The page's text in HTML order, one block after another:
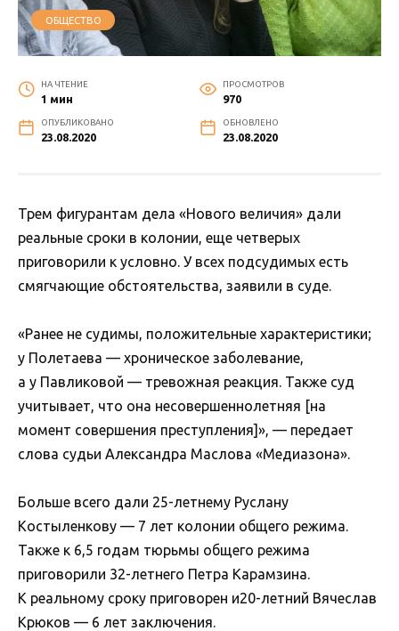
ОБЩЕСТВО
НА ЧТЕНИЕ
1 мин
ПРОСМОТРОВ
970
ОПУБЛИКОВАНО
23.08.2020
ОБНОВЛЕНО
23.08.2020
Трем фигурантам дела «Нового величия» дали
реальные сроки в колонии, еще четверых
приговорили к условно. У всех подсудимых есть
смягчающие обстоятельства, заявили в суде.
«Ранее не судимы, положительные характеристики;
у Полетаева — хроническое заболевание,
а у Павликовой — тревожная реакция. Также суд
учитывает, что она несовершеннолетняя [на
момент совершения преступления]», — передает
слова судьи Александра Маслова «Медиазона».
Больше всего дали 25-летнему Руслану
Костыленкову — 7 лет колонии общего режима.
Также к 6,5 годам тюрьмы общего режима
приговорили 32-летнего Петра Карамзина.
К реальному сроку приговорен и20-летний Вячеслав
Крюков — 6 лет заключения.